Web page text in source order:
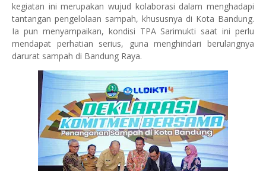
kegiatan ini merupakan wujud kolaborasi dalam menghadapi
tantangan pengelolaan sampah, khususnya di Kota Bandung.
Ia pun menyampaikan, kondisi TPA Sarimukti saat ini perlu
mendapat perhatian serius, guna menghindari berulangnya
darurat sampah di Bandung Raya.